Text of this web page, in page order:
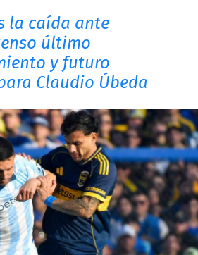
la caída ante
último
y futuro
Claudio Úbeda